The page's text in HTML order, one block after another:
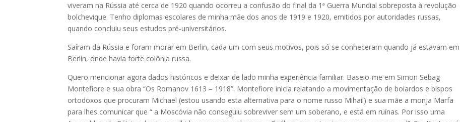
viveram na Rússia até cerca de 1920 quando ocorreu a confusão do final da 1ª Guerra Mundial sobreposta à revolução
bolchevique. Tenho diplomas escolares de minha mãe dos anos de 1919 e 1920, emitidos por autoridades russas,
quando concluiu seus estudos pré-universitários.
Saíram da Rússia e foram morar em Berlin, cada um com seus motivos, pois só se conheceram quando já estavam em
Berlin, onde havia forte colônia russa.
Quero mencionar agora dados históricos e deixar de lado minha experiência familiar. Baseio-me em Simon Sebag
Montefiore e sua obra “Os Romanov 1613 – 1918”. Montefiore inicia relatando a movimentação de boiardos e bispos
ortodoxos que procuram Michael (estou usando esta alternativa para o nome russo Mihail) e sua mãe a monja Marfa
para lhes comunicar que “ a Moscóvia não conseguiu sobreviver sem um soberano, e está em ruínas. Por isso uma